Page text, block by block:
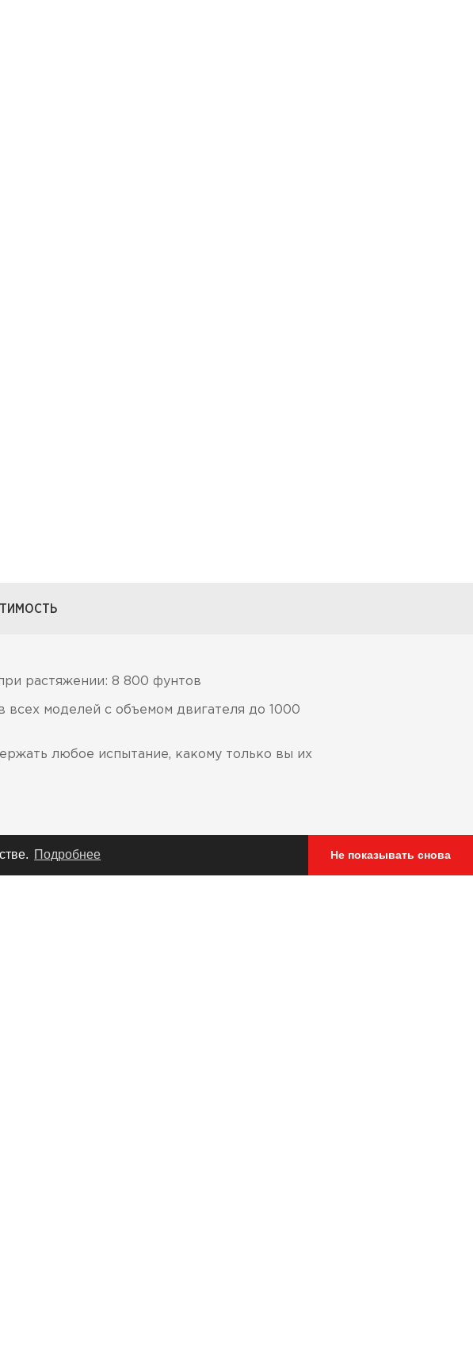
Подробнее Не показывать снова
растяжении: 8 800 фунтов
всех моделей с объемом двигателя до 1000
любое испытание, какому только вы их